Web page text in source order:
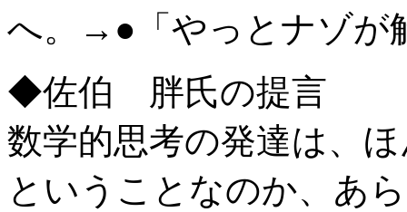
へ。→●「やっとナゾが
◆佐伯 胖氏の提言
数学的思考の発達は、
ということなのか、あ